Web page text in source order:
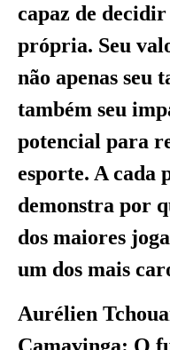
capaz de
própria. Seu
não apenas seu
também seu
potencial para
esporte. A cada
demonstra por
dos maiores
um dos mais
Aurélien